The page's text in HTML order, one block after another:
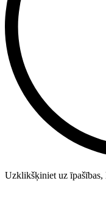
Uzklikšķiniet uz īpašības,